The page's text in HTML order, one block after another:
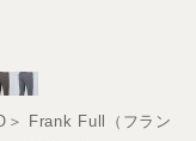
＞ Frank Full（フラン